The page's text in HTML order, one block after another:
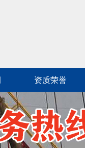
资质荣誉